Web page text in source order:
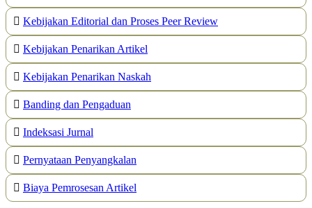
Kebijakan Editorial dan Proses Peer Review
Kebijakan Penarikan Artikel
Kebijakan Penarikan Naskah
Banding dan Pengaduan
Indeksasi Jurnal
Pernyataan Penyangkalan
Biaya Pemrosesan Artikel